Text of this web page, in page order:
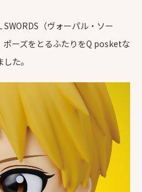
（ヴォーパル・ソー
ポーズをとるふたりをQ posketな
た。